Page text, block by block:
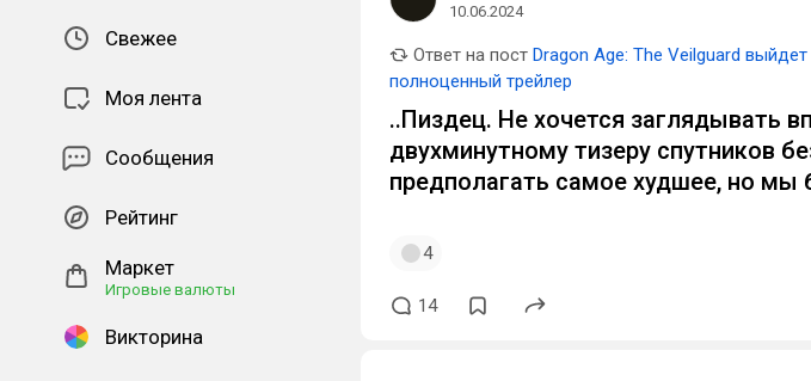
Свежее
Моя лента
Сообщения
Рейтинг
Маркет
Игровые валюты
Викторина
10.06.2024
Ответ на пост Dragon Age: The Veilguard
полноценный трейлер
..Пиздец. Не хочется заглядывать
двухминутному тизеру спутников
предполагать самое худшее, но мы
4
14